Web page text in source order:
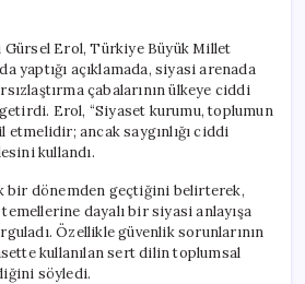
Sorunları
Varken
Siyaset
Kirletilemez**
için
Gürsel Erol, Türkiye Büyük Millet
yaptığı açıklamada, siyasi arenada
çabalarının ülkeye ciddi
Erol, “Siyaset kurumu, toplumun
ancak saygınlığı ciddi
kullandı.
bir dönemden geçtiğini belirterek,
dayalı bir siyasi anlayışa
Özellikle güvenlik sorunlarının
kullanılan sert dilin toplumsal
söyledi.